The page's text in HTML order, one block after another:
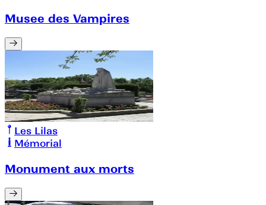
Musee des Vampires
Les Lilas
Mémorial
Monument aux morts